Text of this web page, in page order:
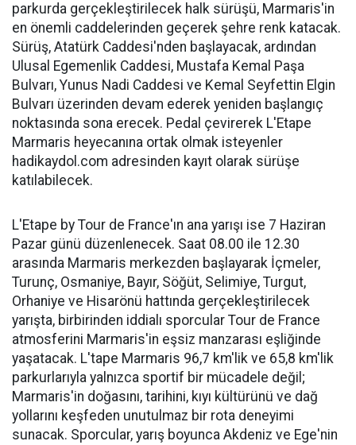
parkurda gerçekleştirilecek halk sürüşü, Marmaris'in
en önemli caddelerinden geçerek şehre renk katacak.
Sürüş, Atatürk Caddesi'nden başlayacak, ardından
Ulusal Egemenlik Caddesi, Mustafa Kemal Paşa
Bulvarı, Yunus Nadi Caddesi ve Kemal Seyfettin Elgin
Bulvarı üzerinden devam ederek yeniden başlangıç
noktasında sona erecek. Pedal çevirerek L'Etape
Marmaris heyecanına ortak olmak isteyenler
hadikaydol.com adresinden kayıt olarak sürüşe
katılabilecek.
L'Etape by Tour de France'ın ana yarışı ise 7 Haziran
Pazar günü düzenlenecek. Saat 08.00 ile 12.30
arasında Marmaris merkezden başlayarak İçmeler,
Turunç, Osmaniye, Bayır, Söğüt, Selimiye, Turgut,
Orhaniye ve Hisarönü hattında gerçekleştirilecek
yarışta, birbirinden iddialı sporcular Tour de France
atmosferini Marmaris'in eşsiz manzarası eşliğinde
yaşatacak. L'tape Marmaris 96,7 km'lik ve 65,8 km'lik
parkurlarıyla yalnızca sportif bir mücadele değil;
Marmaris'in doğasını, tarihini, kıyı kültürünü ve dağ
yollarını keşfeden unutulmaz bir rota deneyimi
sunacak. Sporcular, yarış boyunca Akdeniz ve Ege'nin